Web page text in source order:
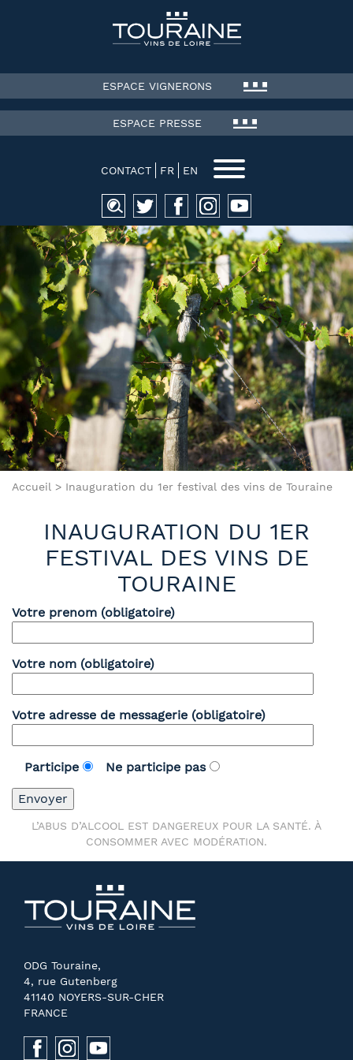
ESPACE VIGNERONS
ESPACE PRESSE
CONTACT FR EN
Recherche
pour :
Accueil > Inauguration du 1er festival des vins de Touraine
INAUGURATION DU 1ER
FESTIVAL DES VINS DE
TOURAINE
Votre prenom (obligatoire)
Votre nom (obligatoire)
Votre adresse de messagerie (obligatoire)
Participe Ne participe pas
L’ABUS D’ALCOOL EST DANGEREUX POUR LA SANTÉ. À
CONSOMMER AVEC MODÉRATION.
ODG Touraine,
4, rue Gutenberg
41140 NOYERS-SUR-CHER
FRANCE